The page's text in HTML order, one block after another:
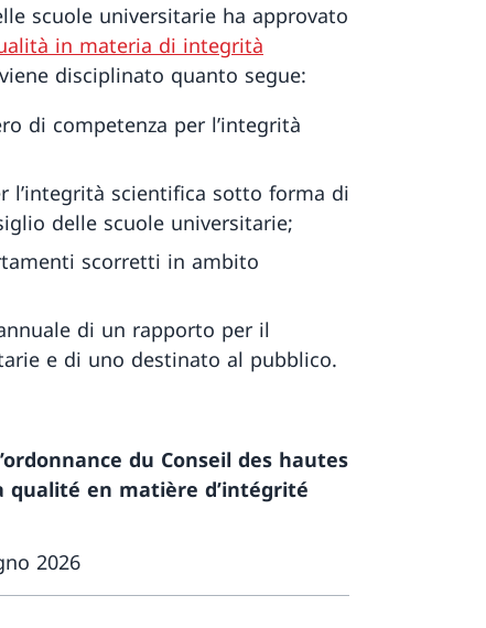
scuole universitarie ha approvato
in materia di integrità
viene disciplinato quanto segue:
di competenza per l’integrità
l’integrità scientifica sotto forma di
delle scuole universitarie;
scorretti in ambito
di un rapporto per il
e di uno destinato al pubblico.
du Conseil des hautes
qualité en matière d’intégrité
2026